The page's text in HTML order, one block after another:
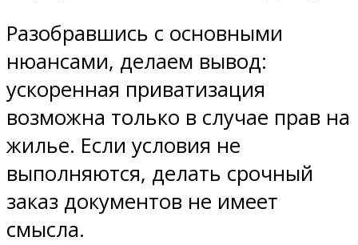
Разобравшись с основными
нюансами, делаем вывод:
ускоренная приватизация
возможна только в случае прав на
жилье. Если условия не
выполняются, делать срочный
заказ документов не имеет
смысла.